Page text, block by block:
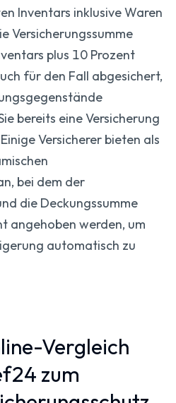
Inventars inklusive Waren
Versicherungssumme
plus 10 Prozent
für den Fall abgesichert,
bereits eine Versicherung
Versicherer bieten als
bei dem der
die Deckungssumme
angehoben werden, um
automatisch zu
Vergleich
zum